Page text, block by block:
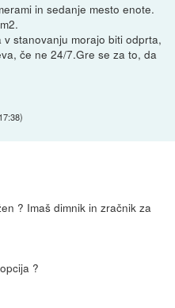
in sedanje mesto enote.
stanovanju morajo biti odprta,
če ne 24/7.Gre se za to, da
)
? Imaš dimnik in zračnik za
?